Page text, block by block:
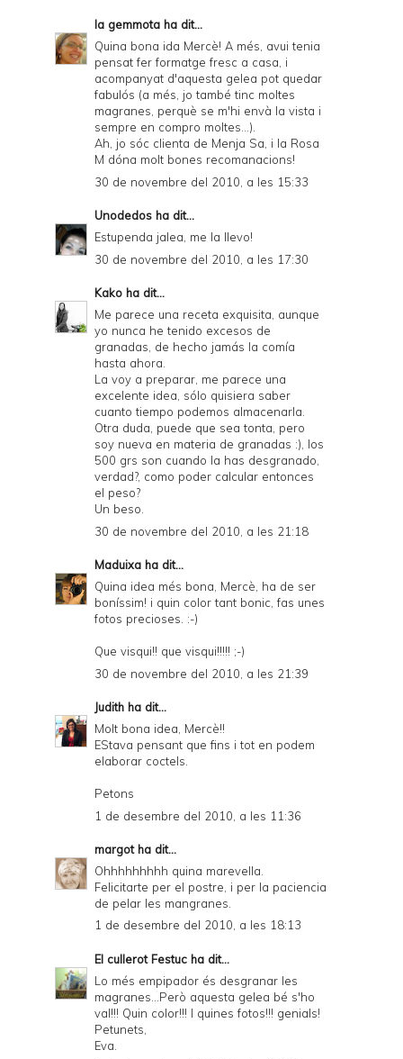
la gemmota ha dit...
Quina bona ida Mercè! A més, avui tenia
pensat fer formatge fresc a casa, i
acompanyat d'aquesta gelea pot quedar
fabulós (a més, jo també tinc moltes
magranes, perquè se m'hi envà la vista i
sempre en compro moltes...).
Ah, jo sóc clienta de Menja Sa, i la Rosa
M dóna molt bones recomanacions!
30 de novembre del 2010, a les 15:33
Unodedos ha dit...
Estupenda jalea, me la llevo!
30 de novembre del 2010, a les 17:30
Kako ha dit...
Me parece una receta exquisita, aunque
yo nunca he tenido excesos de
granadas, de hecho jamás la comía
hasta ahora.
La voy a preparar, me parece una
excelente idea, sólo quisiera saber
cuanto tiempo podemos almacenarla.
Otra duda, puede que sea tonta, pero
soy nueva en materia de granadas :), los
500 grs son cuando la has desgranado,
verdad?, como poder calcular entonces
el peso?
Un beso.
30 de novembre del 2010, a les 21:18
Maduixa ha dit...
Quina idea més bona, Mercè, ha de ser
boníssim! i quin color tant bonic, fas unes
fotos precioses. :-)
Que visqui!! que visqui!!!!! ;-)
30 de novembre del 2010, a les 21:39
Judith ha dit...
Molt bona idea, Mercè!!
EStava pensant que fins i tot en podem
elaborar coctels.
Petons
1 de desembre del 2010, a les 11:36
margotha dit...
Ohhhhhhhhh quina marevella.
Felicitarte per el postre, i per la paciencia
de pelar les mangranes.
1 de desembre del 2010, a les 18:13
El cullerot Festuc ha dit...
Lo més empipador és desgranar les
magranes...Però aquesta gelea bé s'ho
val!!! Quin color!!! I quines fotos!!! genials!
Petunets,
Eva.